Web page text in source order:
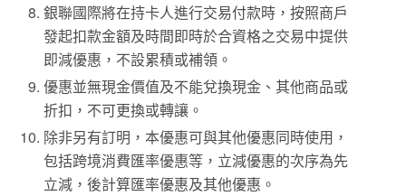
銀聯國際將在持卡人進行交易付款時，按照商戶
發起扣款金額及時間即時於合資格之交易中提供
即減優惠，不設累積或補領。
優惠並無現金價值及不能兌換現金、其他商品或
折扣，不可更換或轉讓。
除非另有訂明，本優惠可與其他優惠同時使用，
包括跨境消費匯率優惠等，立減優惠的次序為先
立減，後計算匯率優惠及其他優惠。